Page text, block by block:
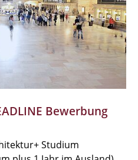
Bewerbung
Studium